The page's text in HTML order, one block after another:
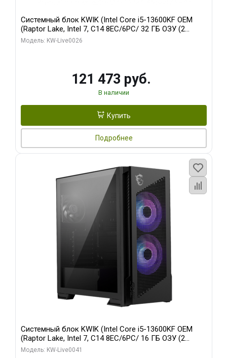
Системный блок KWIK (Intel Core i5-13600KF OEM
(Raptor Lake, Intel 7, C14 8EC/6PC/ 32 ГБ ОЗУ (2
модуля)/ Gigabyte RTX5060 EAGLE MAX OC 8GB
Модель: KW-Live0026
121 473 руб.
В наличии
Купить
Подробнее
Системный блок KWIK (Intel Core i5-13600KF OEM
(Raptor Lake, Intel 7, C14 8EC/6PC/ 16 ГБ ОЗУ (2
модуля)/ Palit RTX5080 GAMINGPRO OC 16GB GDDR7
Модель: KW-Live0041